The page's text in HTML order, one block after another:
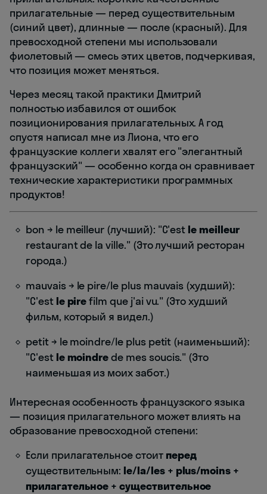
прилагательные — перед существительным
(синий цвет), длинные — после (красный). Для
превосходной степени мы использовали
фиолетовый — смесь этих цветов, подчеркивая,
что позиция может меняться.
Через месяц такой практики Дмитрий
полностью избавился от ошибок
позиционирования прилагательных. А год
спустя написал мне из Лиона, что его
французские коллеги хвалят его "элегантный
французский" — особенно когда он сравнивает
технические характеристики программных
продуктов!
bon → le meilleur (лучший): "C'est le meilleur
restaurant de la ville." (Это лучший ресторан
города.)
mauvais → le pire/le plus mauvais (худший):
"C'est le pirefilm que j'ai vu." (Это худший
фильм, который я видел.)
petit → le moindre/le plus petit (наименьший):
"C'est le moindrede mes soucis." (Это
наименьшая из моих забот.)
Интересная особенность французского языка
— позиция прилагательного может влиять на
образование превосходной степени:
Если прилагательное стоит перед
существительным: le/la/les + plus/moins +
прилагательное + существительное